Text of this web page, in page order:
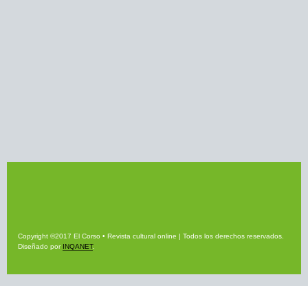
Copyright ©2017 El Corso • Revista cultural online | Todos los derechos reservados.
Diseñado por INQANET.